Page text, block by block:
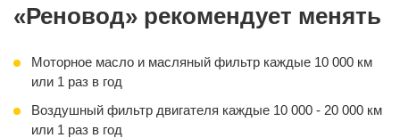
Фильтр масляный
«Реновод» рекомендует менять
Моторное масло и масляный фильтр каждые 10 000 км
или 1 раз в год
Воздушный фильтр двигателя каждые 10 000 - 20 000 км
или 1 раз в год